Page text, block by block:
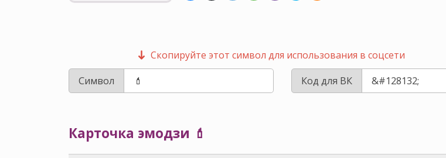
Скопируйте этот символ для использования в соцсети
Символ
Код для ВК
Карточка эмодзи 💄